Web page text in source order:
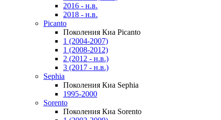
2016 - н.в.
2018 - н.в.
Picanto
Поколения Киа Picanto
1 (2004-2007)
1 (2008-2012)
2 (2012 - н.в.)
3 (2017 - н.в.)
Sephia
Поколения Киа Sephia
1995-2000
Sorento
Поколения Киа Sorento